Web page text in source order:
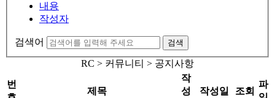
내용
작성자
검색어 검색
RC > 커뮤니티 > 공지사항
번
제목
작
성
작성일 조회
파